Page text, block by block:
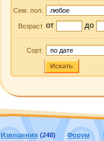
Сем. пол.
Возраст от до
Сорт.
Искать
Извещения (248) Форум